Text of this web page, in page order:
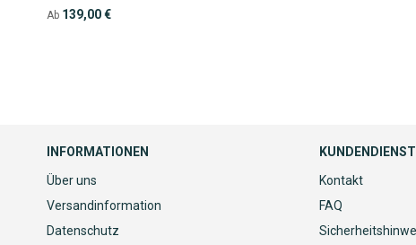
Ab 139,00 €
INFORMATIONEN
Über uns
Versandinformation
Datenschutz
KUNDENDIENST
Kontakt
FAQ